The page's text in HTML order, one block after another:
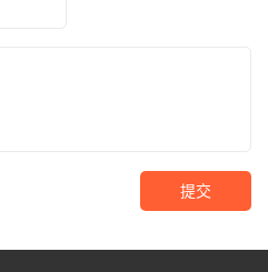
提交